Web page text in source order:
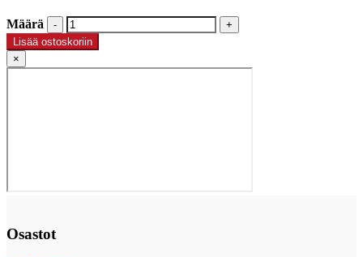
Määrä
Määrä
Lisää ostoskoriin
×
Osastot